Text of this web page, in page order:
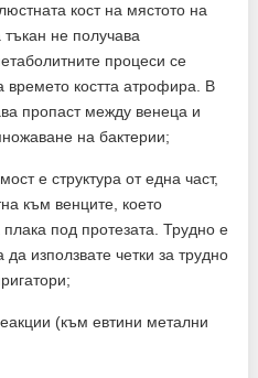
кост на мястото на
не получава
процеси се
времето костта атрофира. В
пропаст между венеца и
на бактерии;
е структура от една част,
към венците, което
под протезата. Трудно е
използвате четки за трудно
(към евтини метални